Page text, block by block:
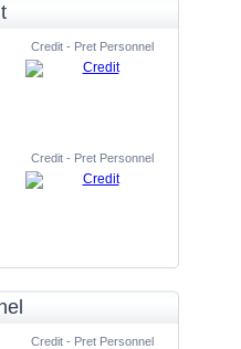
Credit - Pret Personnel
Credit - Pret Personnel
Credit - Pret Personnel